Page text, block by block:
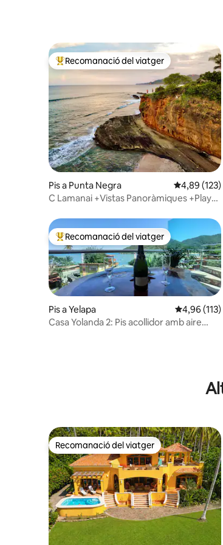
Principals recomanacions dels viatgers
Recomanació del viatger
Pis a Punta Negra 4,89 de
4,89 (123)
C Lamanai +Vistas Panoràmiques +Playa
Principals recomanacions dels viatgers
Recomanació del viatger
Pis a Yelapa 4,96 de
4,96 (113)
Casa Yolanda 2: Pis acollidor amb aire
Recomanació del viatger
Recomanació del viatger